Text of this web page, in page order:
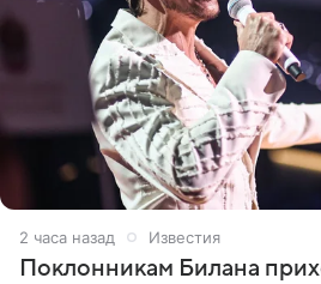
2 часа назад Известия
Поклонникам Билана